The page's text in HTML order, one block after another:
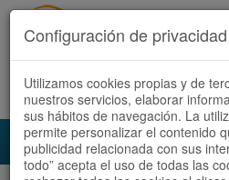
Accedeix Registra't ara
Configuración de privacidad
Utilizamos cookies propias y de
nuestros servicios, elaborar
sus hábitos de navegación. La
permite personalizar el contenido
publicidad relacionada con sus
todo” acepta el uso de todas las